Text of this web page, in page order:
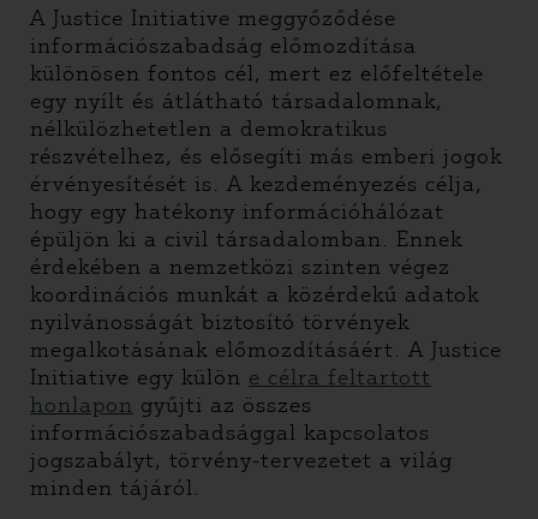
A Justice Initiative meggyőződése
információszabadság előmozdítása
különösen fontos cél, mert ez előfeltétele
egy nyílt és átlátható társadalomnak,
nélkülözhetetlen a demokratikus
részvételhez, és elősegíti más emberi jogok
érvényesítését is. A kezdeményezés célja,
hogy egy hatékony információhálózat
épüljön ki a civil társadalomban. Ennek
érdekében a nemzetközi szinten végez
koordinációs munkát a közérdekű adatok
nyilvánosságát biztosító törvények
megalkotásának előmozdításáért. A Justice
Initiative egy külön e célra feltartott
honlapon gyűjti az összes
információszabadsággal kapcsolatos
jogszabályt, törvény-tervezetet a világ
minden tájáról.